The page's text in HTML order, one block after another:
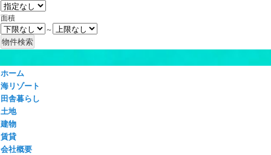
面積
～
ホーム
海リゾート
田舎暮らし
土地
建物
賃貸
会社概要